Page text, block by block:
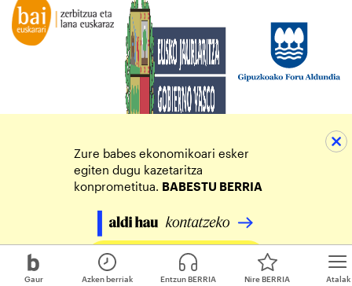
Gaur Atalak
Azken berriak Entzun BERRIA Nire BERRIA
Zure babes ekonomikoari esker
egiten dugu kazetaritza
konprometitua. BABESTU BERRIA
Egin zure ekarpena